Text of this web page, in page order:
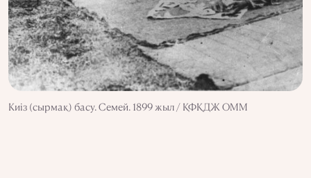
Киіз (сырмақ) басу. Семей. 1899 жыл / ҚФҚДЖ ОММ